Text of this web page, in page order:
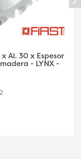
Al. 30 x Espesor
- LYNX -